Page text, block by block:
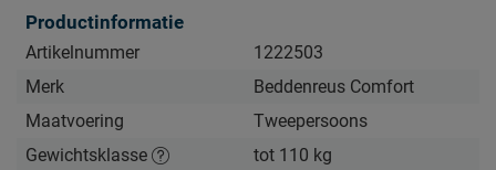
Liggen is weten
Wil je weten of de Lowen Pro echt zo lekker ligt? Kom dan
helpen je graag om de perfecte match te vinden.
Daarom kopen
Productinformatie
Artikelnummer
1222503
Merk
Beddenreus Comfort
Maatvoering
Tweepersoons
Gewichtsklasse
tot 110 kg